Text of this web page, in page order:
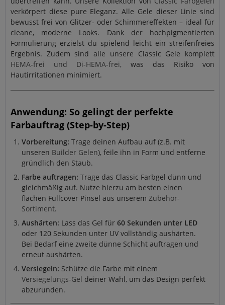
verkörpert diese pure Eleganz. Alle Gele dieser Linie sind
bewusst frei von Glitzer- oder Schimmereffekten – ideal für
cleane, moderne Looks. Dank der hochpigmentierten
Formulierung erzielst du spielend leicht ein streifenfreies
Ergebnis. Zudem sind alle unsere Classic Gele komplett
HEMA-frei und Di-HEMA-frei, was das Risiko von
Hautirritationen minimiert.
Anwendung: So gelingt der perfekte
Farbauftrag (Step-by-Step)
Vorbereitung: Trage deinen Aufbau auf (z.B. mit
unseren Builder Gelen), feile ihn in Form und entferne
gründlich den Staub.
Farbe auftragen: Trage das Classic Farbgel dünn und
gleichmäßig auf. Nutze hierzu am besten einen
flachen Fullcover Pinsel aus unserem Zubehör-
Sortiment.
Aushärten: Lass das Gel für 60 Sekunden unter LED
oder 120 Sekunden unter UV vollständig aushärten.
Bei Bedarf eine zweite dünne Schicht auftragen und
erneut aushärten.
Versiegeln: Schütze die Farbe mit einem
Versiegelungs-Gel deiner Wahl, um das Design perfekt
abzurunden.